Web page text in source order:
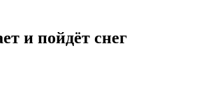
и пойдёт снег